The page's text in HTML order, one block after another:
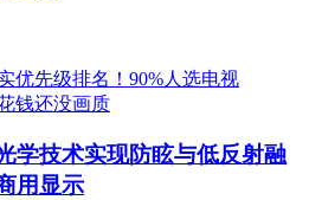
学技术实现防眩与低反射融
用显示